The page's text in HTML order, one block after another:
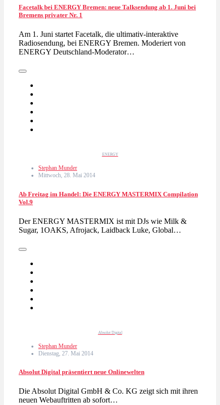
Facetalk bei ENERGY Bremen: neue Talksendung ab 1. Juni bei
Bremens privater Nr. 1
Am 1. Juni startet Facetalk, die ultimativ-interaktive
Radiosendung, bei ENERGY Bremen. Moderiert von
ENERGY Deutschland-Moderator…
ENERGY
Stephan Munder
Mittwoch, 28. Mai 2014
Ab Freitag im Handel: Die ENERGY MASTERMIX Compilation
Vol.9
Der ENERGY MASTERMIX ist mit DJs wie Milk &
Sugar, 1OAKS, Afrojack, Laidback Luke, Global…
Absolut Digital
Stephan Munder
Dienstag, 27. Mai 2014
Absolut Digital präsentiert neue Onlinewelten
Die Absolut Digital GmbH & Co. KG zeigt sich mit ihren
neuen Webauftritten ab sofort…